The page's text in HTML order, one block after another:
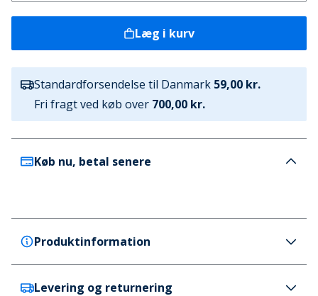
Læg i kurv
Standardforsendelse til Danmark 59,00 kr.
Fri fragt ved køb over 700,00 kr.
Køb nu, betal senere
Produktinformation
French Connection
Levering og returnering